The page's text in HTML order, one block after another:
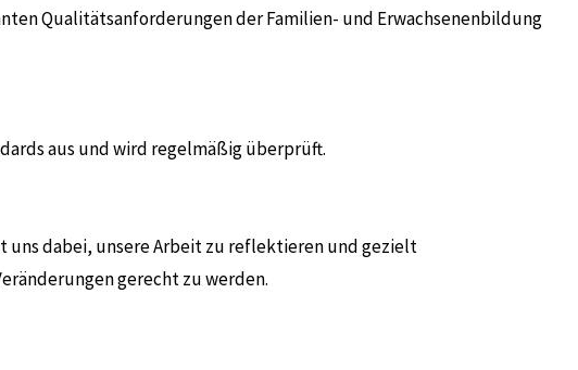
Qualitätsanforderungen der Familien- und Erwachsenenbildung
aus und wird regelmäßig überprüft.
uns dabei, unsere Arbeit zu reflektieren und gezielt
gerecht zu werden.